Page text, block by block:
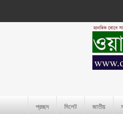
প্রচ্ছদ সিলেট জাতীয়